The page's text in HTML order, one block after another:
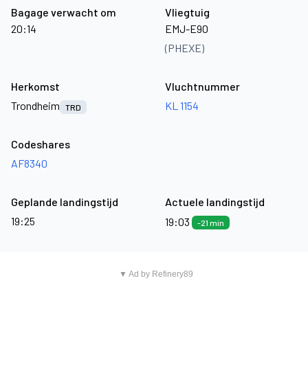
Bagage verwacht om
20:14
Vliegtuig
EMJ-E90
(PHEXE)
Herkomst
Trondheim
TRD
Vluchtnummer
KL 1154
Codeshares
AF8340
Geplande landingstijd
19:25
Actuele landingstijd
19:03
-21 min
▼ Ad by Refinery89